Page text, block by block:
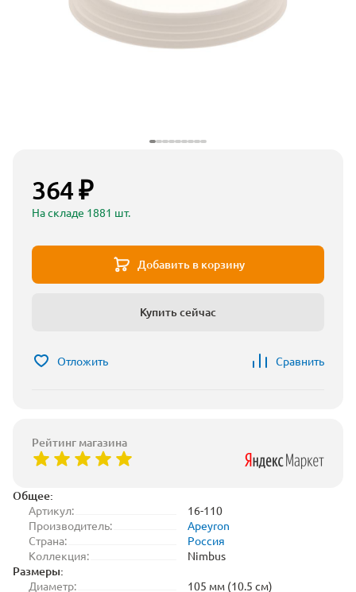
Общее:
Артикул:
16-110
Производитель:
Apeyron
Страна:
Россия
Коллекция:
Nimbus
Размеры:
Диаметр:
105 мм (10.5 см)
364 ₽
На складе 1881 шт.
Добавить в корзину
Купить сейчас
Отложить Сравнить
Рейтинг магазина